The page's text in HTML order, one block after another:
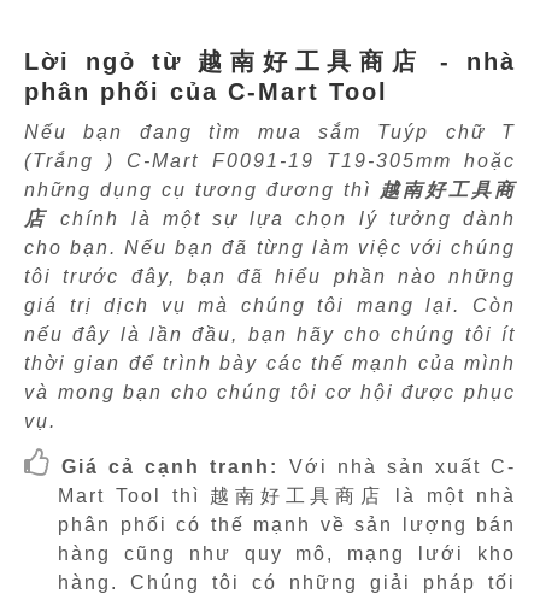
Lời ngỏ từ 越南好工具商店 - nhà
phân phối của C-Mart Tool
Nếu bạn đang tìm mua sắm Tuýp chữ T
(Trắng ) C-Mart F0091-19 T19-305mm hoặc
những dụng cụ tương đương thì
越南好工具商
店
chính là một sự lựa chọn lý tưởng dành
cho bạn. Nếu bạn đã từng làm việc với chúng
tôi trước đây, bạn đã hiểu phần nào những
giá trị dịch vụ mà chúng tôi mang lại. Còn
nếu đây là lần đầu, bạn hãy cho chúng tôi ít
thời gian để trình bày các thế mạnh của mình
và mong bạn cho chúng tôi cơ hội được phục
vụ.
Giá cả cạnh tranh:
Với nhà sản xuất C-
Mart Tool thì 越南好工具商店 là một nhà
phân phối có thế mạnh về sản lượng bán
hàng cũng như quy mô, mạng lưới kho
hàng. Chúng tôi có những giải pháp tối